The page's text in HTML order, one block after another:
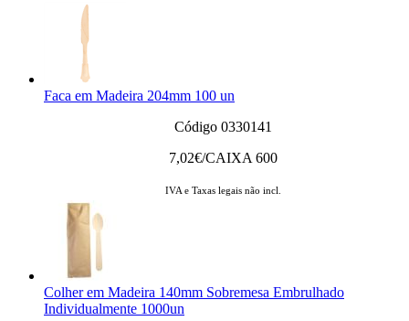
Faca em Madeira 204mm 100 un
Código 0330141
7,02€/CAIXA 600
IVA e Taxas legais não incl.
Colher em Madeira 140mm Sobremesa Embrulhado
Individualmente 1000un